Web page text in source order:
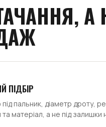
А
ПІДБІР
пальник, діаметр дроту,
матеріал, а не під залишки